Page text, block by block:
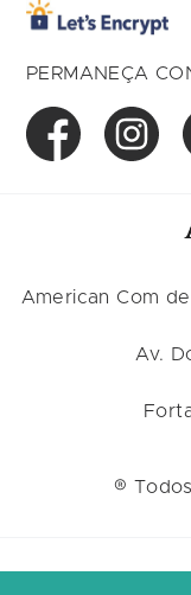
PERMANEÇA
American Com
Av.
®